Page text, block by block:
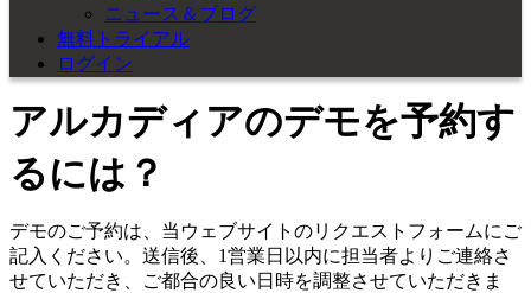
ニュース＆ブログ
無料トライアル
ログイン
アルカディアのデモを予約す
るには？
デモのご予約は、当ウェブサイトのリクエストフォームにご
記入ください。送信後、1営業日以内に担当者よりご連絡さ
せていただき、ご都合の良い日時を調整させていただきま